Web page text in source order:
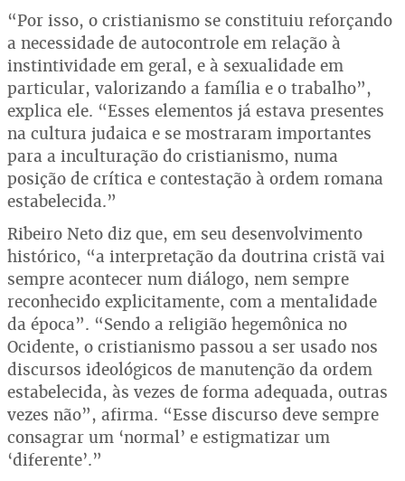
“Por isso, o cristianismo se constituiu reforçando
a necessidade de autocontrole em relação à
instintividade em geral, e à sexualidade em
particular, valorizando a família e o trabalho”,
explica ele. “Esses elementos já estava presentes
na cultura judaica e se mostraram importantes
para a inculturação do cristianismo, numa
posição de crítica e contestação à ordem romana
estabelecida.”
Ribeiro Neto diz que, em seu desenvolvimento
histórico, “a interpretação da doutrina cristã vai
sempre acontecer num diálogo, nem sempre
reconhecido explicitamente, com a mentalidade
da época”. “Sendo a religião hegemônica no
Ocidente, o cristianismo passou a ser usado nos
discursos ideológicos de manutenção da ordem
estabelecida, às vezes de forma adequada, outras
vezes não”, afirma. “Esse discurso deve sempre
consagrar um ‘normal’ e estigmatizar um
‘diferente’.”